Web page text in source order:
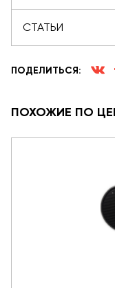
СТАТЬИ
ПОДЕЛИТЬСЯ:
ПОХОЖИЕ ПО